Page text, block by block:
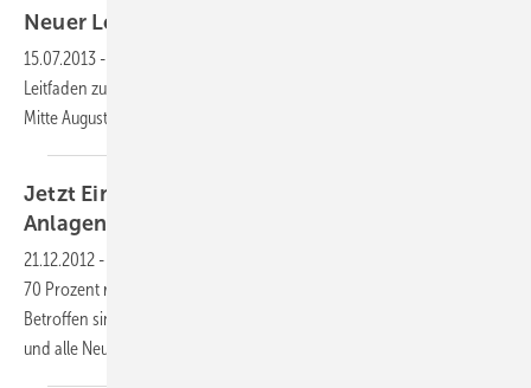
Neuer Leitfaden zum
15.07.2013 -
Leitfaden zum Einspeisemanagement. Anlagenbetreiber haben bis
Mitte August Zeit, sich zu
Jetzt Einspeisemanagement auch für kleine
Anlagen
21.12.2012 -
70 Prozent reduzieren oder am Einspeisemanagement teilnehmen.
Betroffen sind Solarstrom-Anlagen bis 30 Kilowatt aus dem Jahr 2012
und alle Neuanlagen.